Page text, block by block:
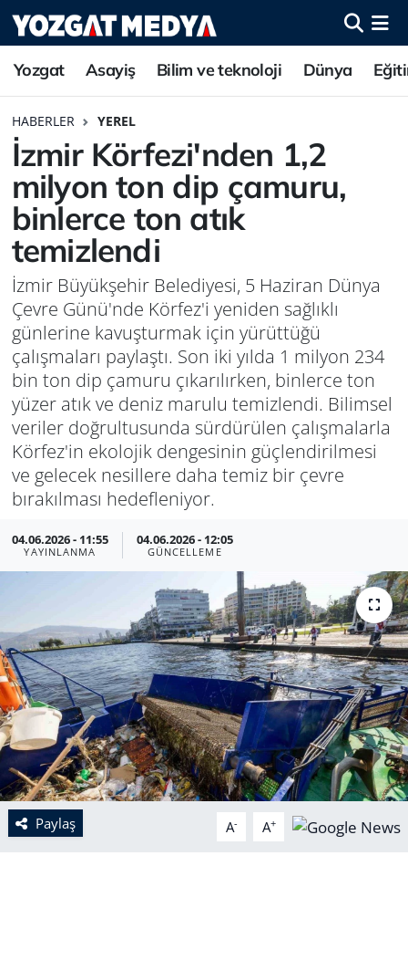
Yozgat Asayiş Bilim ve teknoloji Dünya
HABERLER YEREL
İzmir Körfezi'nden 1,2
milyon ton dip çamuru,
binlerce ton atık
temizlendi
İzmir Büyükşehir Belediyesi, 5 Haziran Dünya
Çevre Günü'nde Körfez'i yeniden sağlıklı
günlerine kavuşturmak için yürüttüğü
çalışmaları paylaştı. Son iki yılda 1 milyon 234
bin ton dip çamuru çıkarılırken, binlerce ton
yüzer atık ve deniz marulu temizlendi. Bilimsel
veriler doğrultusunda sürdürülen çalışmalarla
Körfez'in ekolojik dengesinin güçlendirilmesi
ve gelecek nesillere daha temiz bir çevre
bırakılması hedefleniyor.
04.06.2026 - 11:55
YAYINLANMA
04.06.2026 - 12:05
GÜNCELLEME
Paylaş A- A+